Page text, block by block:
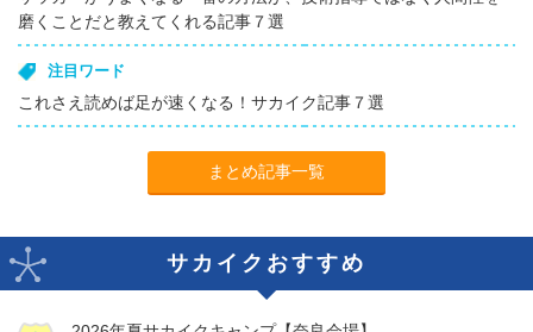
磨くことだと教えてくれる記事７選
注目ワード
これさえ読めば足が速くなる！サカイク記事７選
まとめ記事一覧
サカイクおすすめ